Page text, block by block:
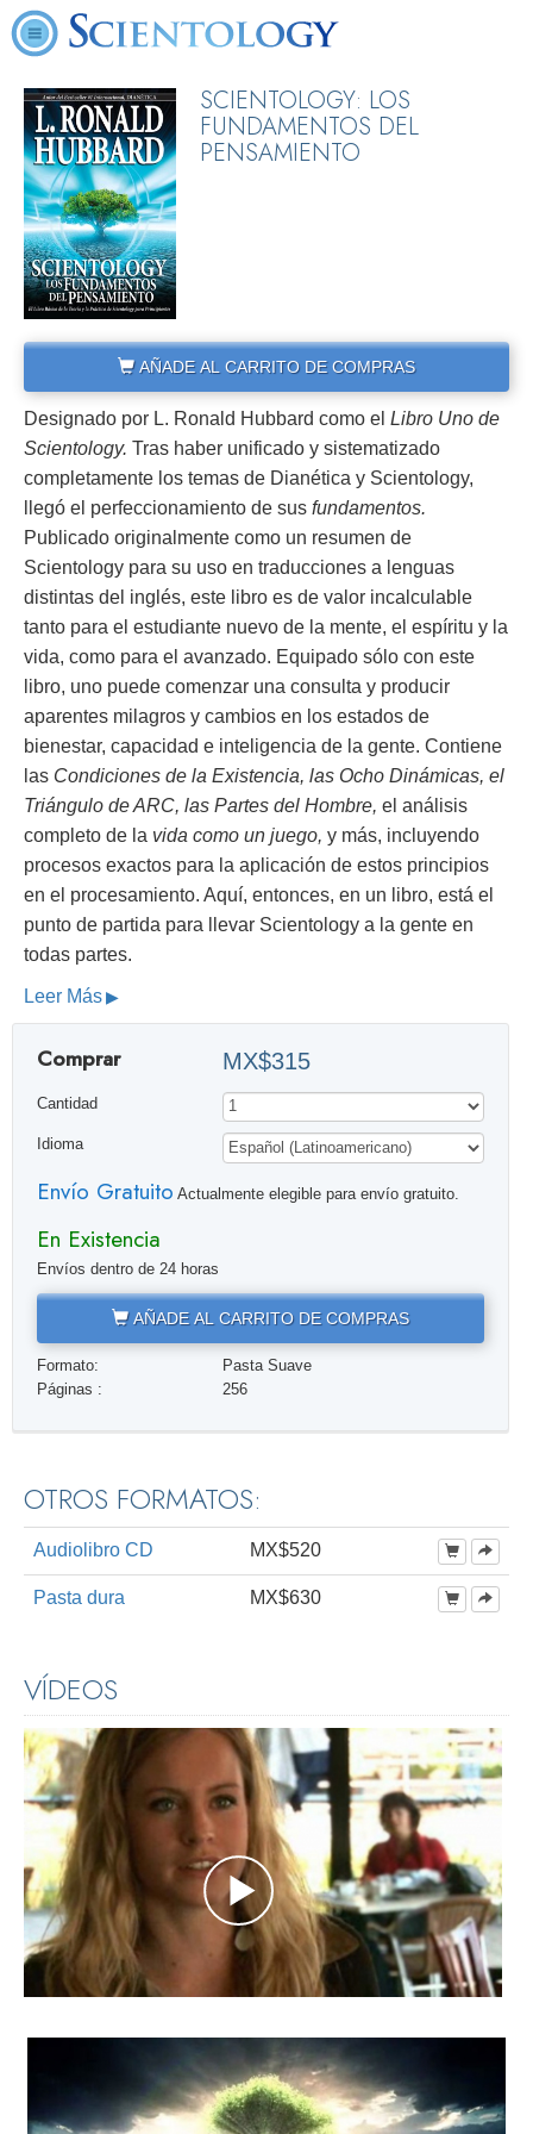
SCIENTOLOGY: LOS
FUNDAMENTOS DEL
PENSAMIENTO
AÑADE AL CARRITO DE COMPRAS
Designado por L. Ronald Hubbard como el Libro Uno de
Scientology. Tras haber unificado y sistematizado
completamente los temas de Dianética y Scientology,
llegó el perfeccionamiento de sus fundamentos.
Publicado originalmente como un resumen de
Scientology para su uso en traducciones a lenguas
distintas del inglés, este libro es de valor incalculable
tanto para el estudiante nuevo de la mente, el espíritu y la
vida, como para el avanzado. Equipado sólo con este
libro, uno puede comenzar una consulta y producir
aparentes milagros y cambios en los estados de
bienestar, capacidad e inteligencia de la gente. Contiene
las Condiciones de la Existencia, las Ocho Dinámicas, el
Triángulo de ARC, las Partes del Hombre, el análisis
completo de la vida como un juego, y más, incluyendo
procesos exactos para la aplicación de estos principios
en el procesamiento. Aquí, entonces, en un libro, está el
punto de partida para llevar Scientology a la gente en
todas partes.
Leer Más
Comprar MX$315
Cantidad
Idioma
Envío Gratuito Actualmente elegible para envío gratuito.
En Existencia
Envíos dentro de 24 horas
AÑADE AL CARRITO DE COMPRAS
Formato:
Pasta Suave
Páginas :
256
OTROS FORMATOS:
Audiolibro CD MX$520
Pasta dura MX$630
VÍDEOS